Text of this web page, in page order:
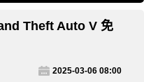
Theft Auto V 免
2025-03-06 08:00